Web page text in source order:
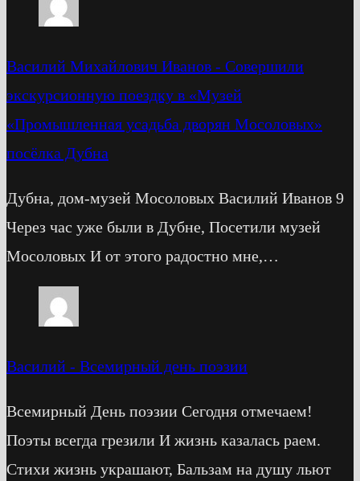
Василий Михайлович Иванов - Cовершили
экскурсионную поездку в «Музей
«Промышленная усадьба дворян Мосоловых»
посёлка Дубна
Дубна, дом-музей Мосоловых Василий Иванов 9
Через час уже были в Дубне, Посетили музей
Мосоловых И от этого радостно мне,…
Василий - Всемирный день поэзии
Всемирный День поэзии Сегодня отмечаем!
Поэты всегда грезили И жизнь казалась раем.
Стихи жизнь украшают, Бальзам на душу льют